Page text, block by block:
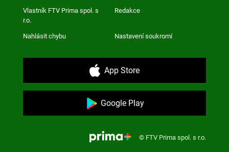
Vlastník FTV Prima spol. s
r.o.
Redakce
Nahlásit chybu Nastavení soukromí
App Store
Google Play
© FTV Prima spol. s r.o.